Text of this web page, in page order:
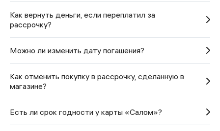
Как вернуть деньги, если переплатил за
рассрочку?
Можно ли изменить дату погашения?
Как отменить покупку в рассрочку, сделанную в
магазине?
Есть ли срок годности у карты «Салом»?